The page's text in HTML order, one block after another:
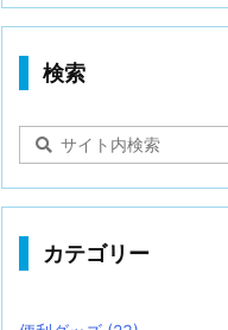
検索
カテゴリー